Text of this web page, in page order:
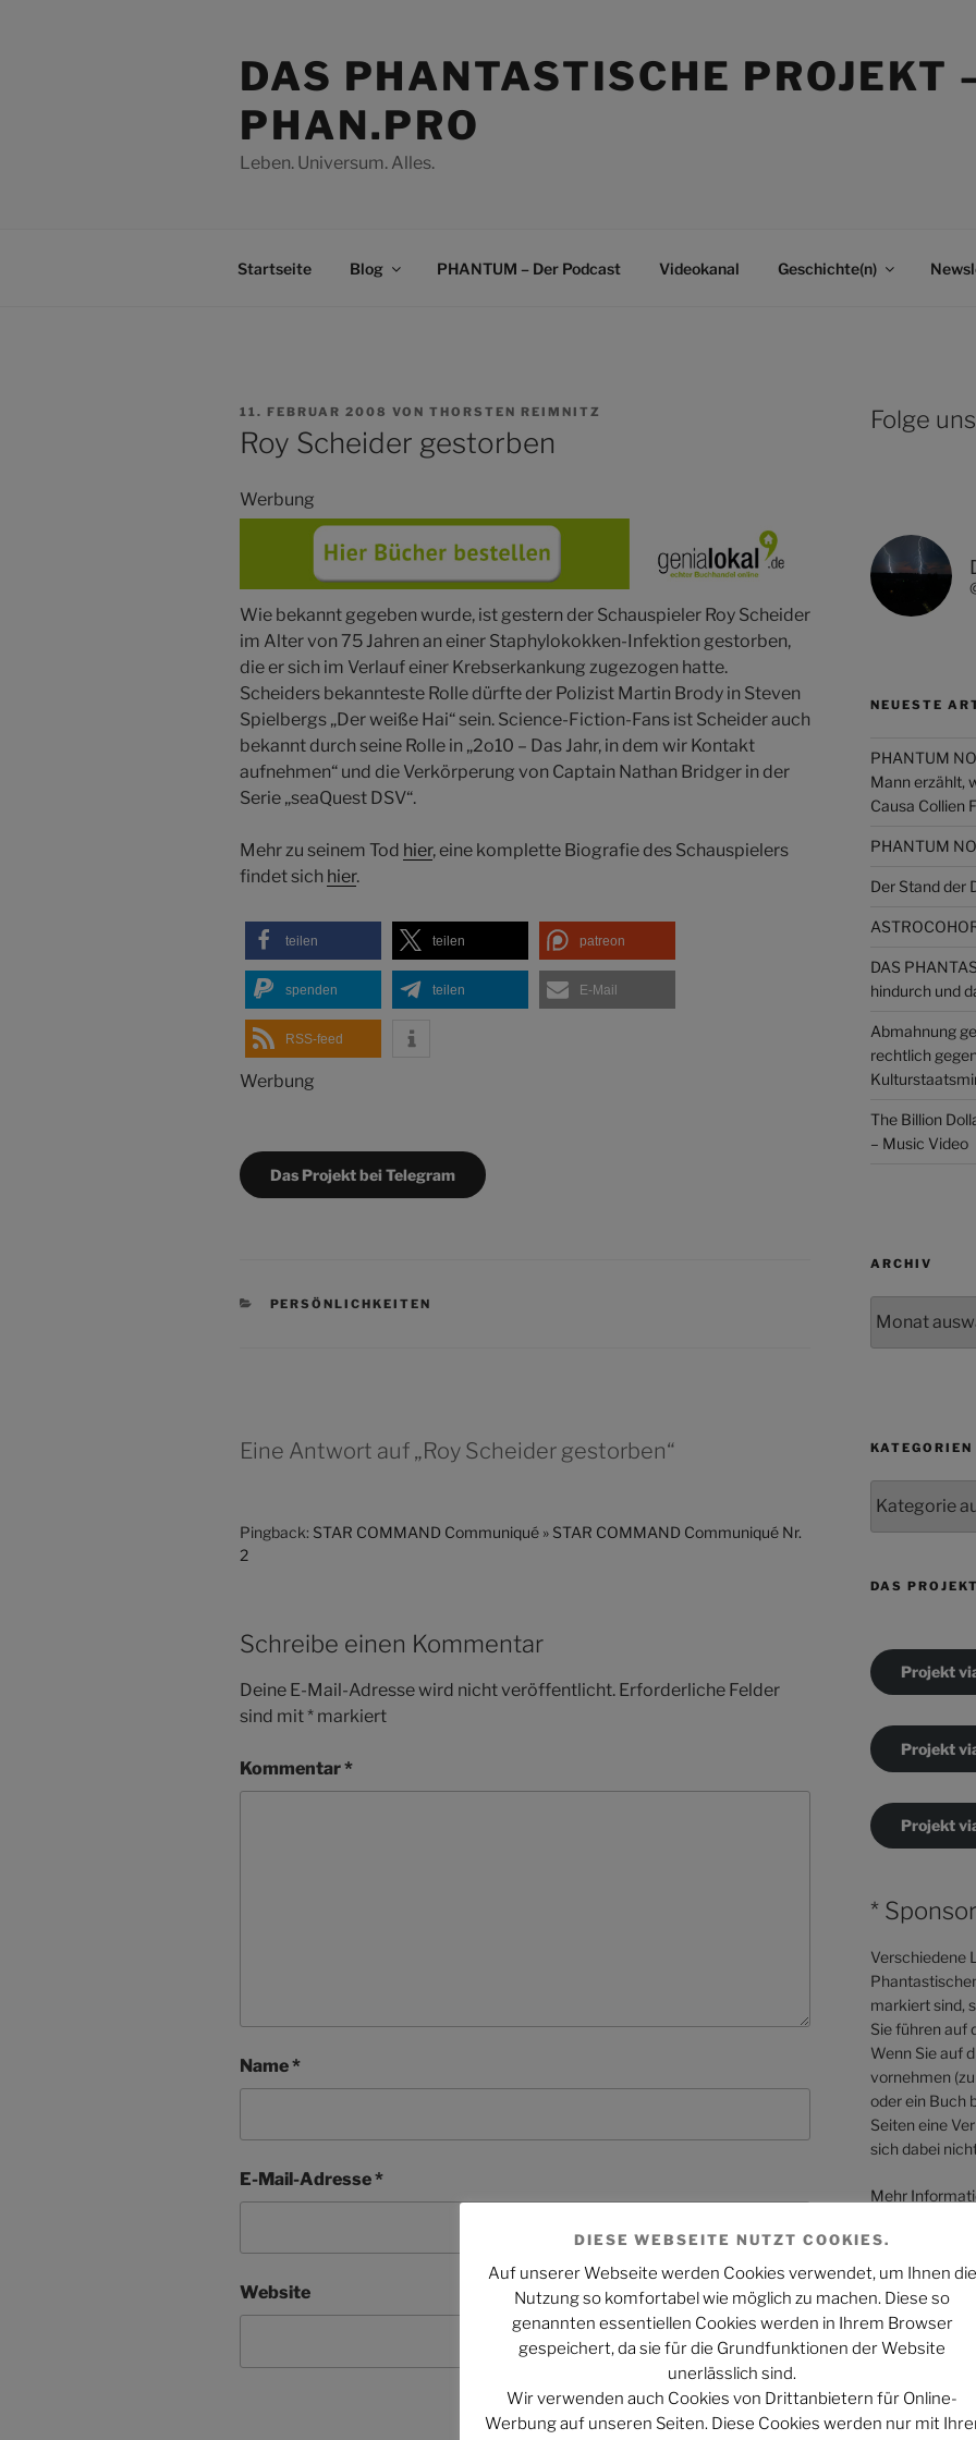
DAS PHANTASTISCHE PROJEKT
PHAN.PRO
Leben. Universum. Alles.
Startseite Blog PHANTUM – Der Podcast Videokanal Geschichte(n)
VERÖFFENTLICHT
AM
11. FEBRUAR 2008 VON THORSTEN REIMNITZ
Roy Scheider gestorben
Werbung
Wie bekannt gegeben wurde, ist gestern der Schauspieler Roy Scheider
im Alter von 75 Jahren an einer Staphylokokken-Infektion gestorben,
die er sich im Verlauf einer Krebserkankung zugezogen hatte.
Scheiders bekannteste Rolle dürfte der Polizist Martin Brody in Steven
Spielbergs „Der weiße Hai“ sein. Science-Fiction-Fans ist Scheider auch
bekannt durch seine Rolle in „2o10 – Das Jahr, in dem wir Kontakt
aufnehmen“ und die Verkörperung von Captain Nathan Bridger in der
Serie „seaQuest DSV“.
Mehr zu seinem Tod hier, eine komplette Biografie des Schauspielers
findet sich hier.
teilen teilen patreon
spenden teilen E-Mail
RSS-feed
Werbung
Das Projekt bei Telegram
KATEGORIEN
PERSÖNLICHKEITEN
Eine Antwort auf „Roy Scheider gestorben“
Pingback: STAR COMMAND Communiqué » STAR COMMAND Communiqué Nr.
2
Schreibe einen Kommentar
Deine E-Mail-Adresse wird nicht veröffentlicht. Erforderliche Felder
sind mit* markiert
Kommentar*
Name*
E-Mail-Adresse*
Website
Folge
NEUESTE
PHANTUM
Mann erzählt,
Causa Collien
PHANTUM
Der Stand der
DAS
hindurch und
Abmahnung
rechtlich
The Billion
– Music Video
ARCHIV
KATEGORIEN
DAS
Projekt
Projekt
Projekt
*
Verschiedene
markiert sind,
Sie führen auf
Wenn Sie auf
vornehmen
oder ein Buch
Seiten eine
sich dabei
Mehr
DIESE WEBSEITE NUTZT COOKIES.
Auf unserer Webseite werden Cookies verwendet, um Ihnen die
Nutzung so komfortabel wie möglich zu machen. Diese so
genannten essentiellen Cookies werden in Ihrem Browser
gespeichert, da sie für die Grundfunktionen der Website
unerlässlich sind.
Wir verwenden auch Cookies von Drittanbietern für Online-
Werbung auf unseren Seiten. Diese Cookies werden nur mit